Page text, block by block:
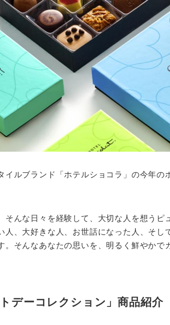
ルブランド「ホテルショコラ」の今年の
そんな日々を経験して、大切な人を想う
人、大好きな人、お世話になった人、そ
。そんなあなたの思いを、明るく鮮やかで
デーコレクション」商品紹介